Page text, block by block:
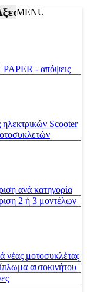
Αναβάτη
MENU
- απόψεις
ηλεκτρικών Scooter
ανά κατηγορία
2 ή 3 μοντέλων
νέας μοτοσυκλέτας
αυτοκινήτου